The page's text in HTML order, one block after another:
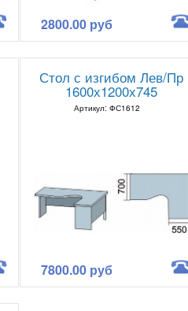
2800.00 руб
Стол с изгибом Лев/Пр
1600х1200х745
Артикул: ФС1612
7800.00 руб